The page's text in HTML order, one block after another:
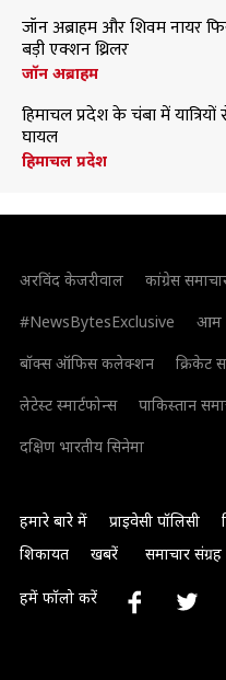
जॉन अब्राहम और शिवम नायर
बड़ी एक्शन थ्रिलर
जॉन अब्राहम
हिमाचल प्रदेश के चंबा में
घायल
हिमाचल प्रदेश
अरविंद केजरीवाल कांग्रेस
#NewsBytesExclusive
आम
बॉक्स ऑफिस कलेक्शन
क्रिकेट
लेटेस्ट स्मार्टफोन्स
पाकिस्तान
दक्षिण भारतीय सिनेमा
हमारे बारे में प्राइवेसी पॉलिसी
शिकायत
खबरें समाचार संग्रह
हमें फॉलो करें